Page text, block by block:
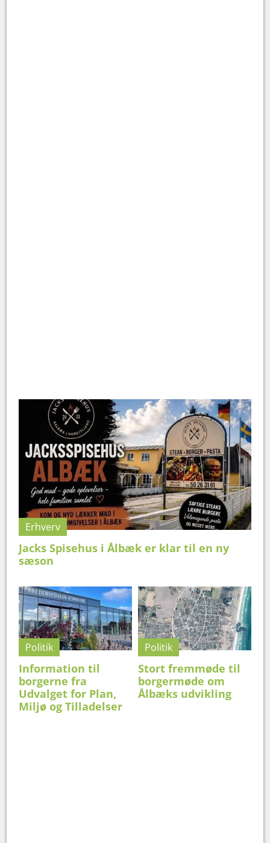
Erhverv
Jacks Spisehus i Ålbæk er klar til en ny
sæson
Politik
Information til
borgerne fra
Udvalget for Plan,
Miljø og Tilladelser
Politik
Stort fremmøde til
borgermøde om
Ålbæks udvikling